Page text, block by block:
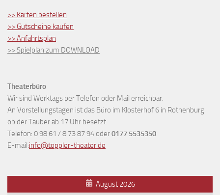
>> Karten bestellen
>> Gutscheine kaufen
>> Anfahrtsplan
>> Spielplan zum DOWNLOAD
Theaterbüro
Wir sind Werktags per Telefon oder Mail erreichbar.
An Vorstellungstagen ist das Büro im Klosterhof 6 in Rothenburg
ob der Tauber ab 17 Uhr besetzt.
Telefon: 0 98 61 / 8 73 87 94 oder0177 5535350
E-mail:info@toppler-theater.de
August 2026